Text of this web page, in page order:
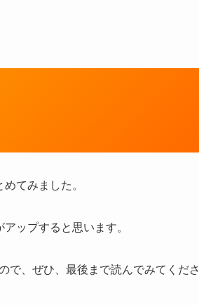
てみました。
ップすると思います。
で、ぜひ、最後まで読んでみてくださ